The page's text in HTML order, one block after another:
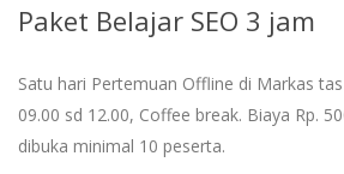
Paket Belajar SEO 3 jam
Satu hari Pertemuan Offline di Markas
09.00 sd 12.00, Coffee break. Biaya Rp.
dibuka minimal 10 peserta.